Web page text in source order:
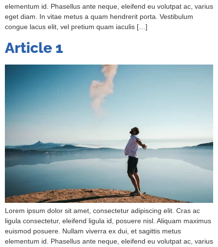
elementum id. Phasellus ante neque, eleifend eu volutpat ac, varius
eget diam. In vitae metus a quam hendrerit porta. Vestibulum
congue lacus elit, vel pretium quam iaculis […]
Article 1
Lorem ipsum dolor sit amet, consectetur adipiscing elit. Cras ac
ligula consectetur, eleifend ligula id, posuere nisl. Aliquam maximus
euismod posuere. Nullam viverra ex dui, et sagittis metus
elementum id. Phasellus ante neque, eleifend eu volutpat ac, varius